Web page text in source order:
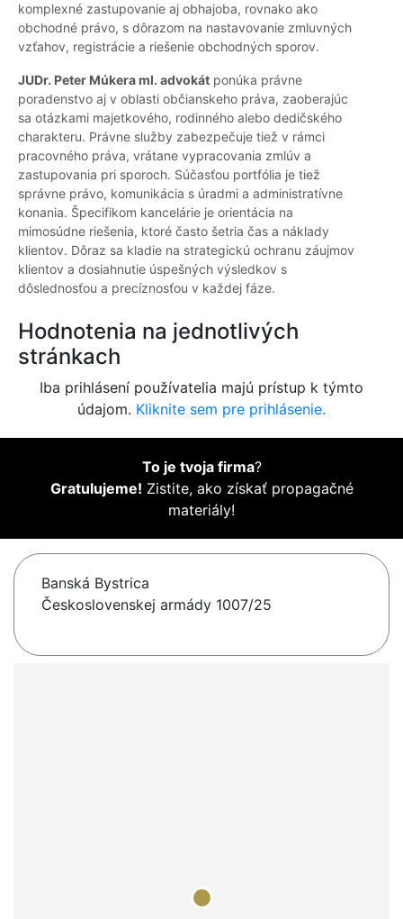
komplexné zastupovanie aj obhajoba, rovnako ako
obchodné právo, s dôrazom na nastavovanie zmluvných
vzťahov, registrácie a riešenie obchodných sporov.
JUDr. Peter Múkera ml. advokát ponúka právne
poradenstvo aj v oblasti občianskeho práva, zaoberajúc
sa otázkami majetkového, rodinného alebo dedičského
charakteru. Právne služby zabezpečuje tiež v rámci
pracovného práva, vrátane vypracovania zmlúv a
zastupovania pri sporoch. Súčasťou portfólia je tiež
správne právo, komunikácia s úradmi a administratívne
konania. Špecifikom kancelárie je orientácia na
mimosúdne riešenia, ktoré často šetria čas a náklady
klientov. Dôraz sa kladie na strategickú ochranu záujmov
klientov a dosiahnutie úspešných výsledkov s
dôslednosťou a precíznosťou v každej fáze.
Hodnotenia na jednotlivých
stránkach
Iba prihlásení používatelia majú prístup k týmto
údajom. Kliknite sem pre prihlásenie.
To je tvoja firma?
Gratulujeme! Zistite, ako získať propagačné
materiály!
Banská Bystrica
Československej armády 1007/25